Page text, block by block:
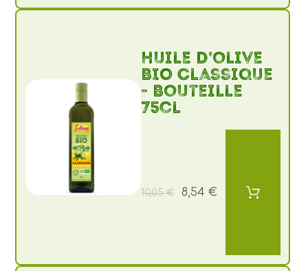
Huile d’olive
BIO Classique
- Bouteille
75cl
10,05 € 8,54 €